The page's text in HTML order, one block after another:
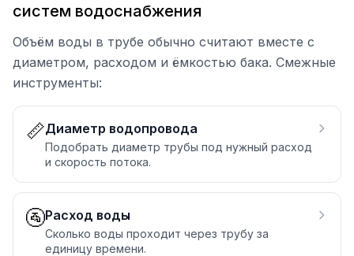
систем водоснабжения
Объём воды в трубе обычно считают вместе с
диаметром, расходом и ёмкостью бака. Смежные
инструменты:
📏Диаметр водопровода
Подобрать диаметр трубы под нужный расход
и скорость потока.
🚰Расход воды
Сколько воды проходит через трубу за
единицу времени.